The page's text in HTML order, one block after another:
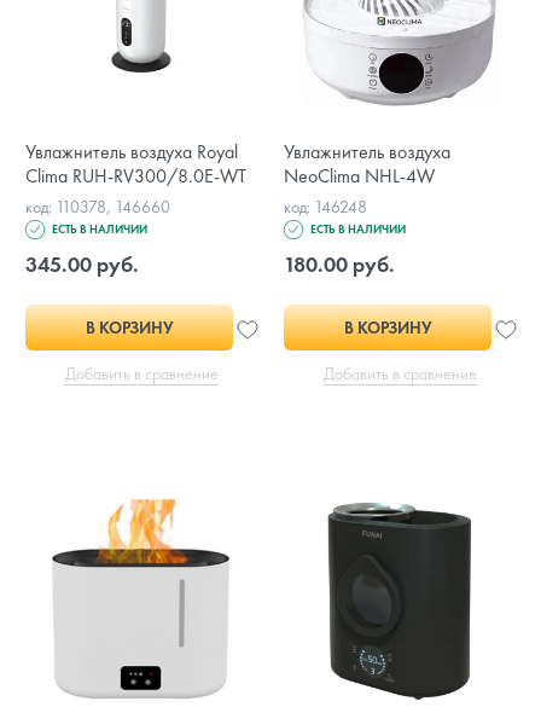
Увлажнитель воздуха Royal
Clima RUH-RV300/8.0E-WT
код: 110378, 146660
ЕСТЬ В НАЛИЧИИ
345.00 руб.
В КОРЗИНУ
Добавить в сравнение
Увлажнитель воздуха
NeoClima NHL-4W
код: 146248
ЕСТЬ В НАЛИЧИИ
180.00 руб.
В КОРЗИНУ
Добавить в сравнение